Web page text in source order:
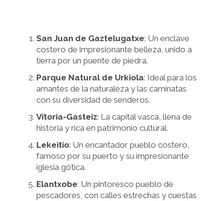
San Juan de Gaztelugatxe: Un enclave
costero de impresionante belleza, unido a
tierra por un puente de piedra.
Parque Natural de Urkiola: Ideal para los
amantes de la naturaleza y las caminatas
con su diversidad de senderos.
Vitoria-Gasteiz: La capital vasca, llena de
historia y rica en patrimonio cultural.
Lekeitio: Un encantador pueblo costero,
famoso por su puerto y su impresionante
iglesia gótica.
Elantxobe: Un pintoresco pueblo de
pescadores, con calles estrechas y cuestas